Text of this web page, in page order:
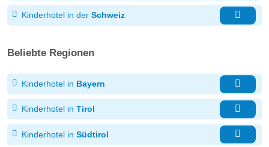
Kinderhotel in der Schweiz
Beliebte Regionen
Kinderhotel in Bayern
Kinderhotel in Tirol
Kinderhotel in Südtirol